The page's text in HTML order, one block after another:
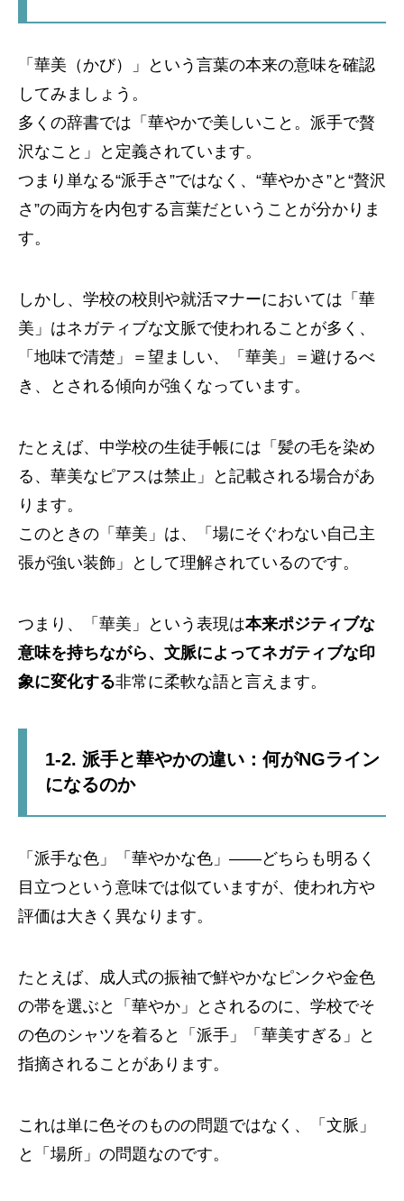
「華美（かび）」という言葉の本来の意味を確認
してみましょう。
多くの辞書では「華やかで美しいこと。派手で贅
沢なこと」と定義されています。
つまり単なる“派手さ”ではなく、“華やかさ”と“贅沢
さ”の両方を内包する言葉だということが分かりま
す。
しかし、学校の校則や就活マナーにおいては「華
美」はネガティブな文脈で使われることが多く、
「地味で清楚」＝望ましい、「華美」＝避けるべ
き、とされる傾向が強くなっています。
たとえば、中学校の生徒手帳には「髪の毛を染め
る、華美なピアスは禁止」と記載される場合があ
ります。
このときの「華美」は、「場にそぐわない自己主
張が強い装飾」として理解されているのです。
つまり、「華美」という表現は本来ポジティブな
意味を持ちながら、文脈によってネガティブな印
象に変化する非常に柔軟な語と言えます。
1-2. 派手と華やかの違い：何がNGライン
になるのか
「派手な色」「華やかな色」――どちらも明るく
目立つという意味では似ていますが、使われ方や
評価は大きく異なります。
たとえば、成人式の振袖で鮮やかなピンクや金色
の帯を選ぶと「華やか」とされるのに、学校でそ
の色のシャツを着ると「派手」「華美すぎる」と
指摘されることがあります。
これは単に色そのものの問題ではなく、「文脈」
と「場所」の問題なのです。